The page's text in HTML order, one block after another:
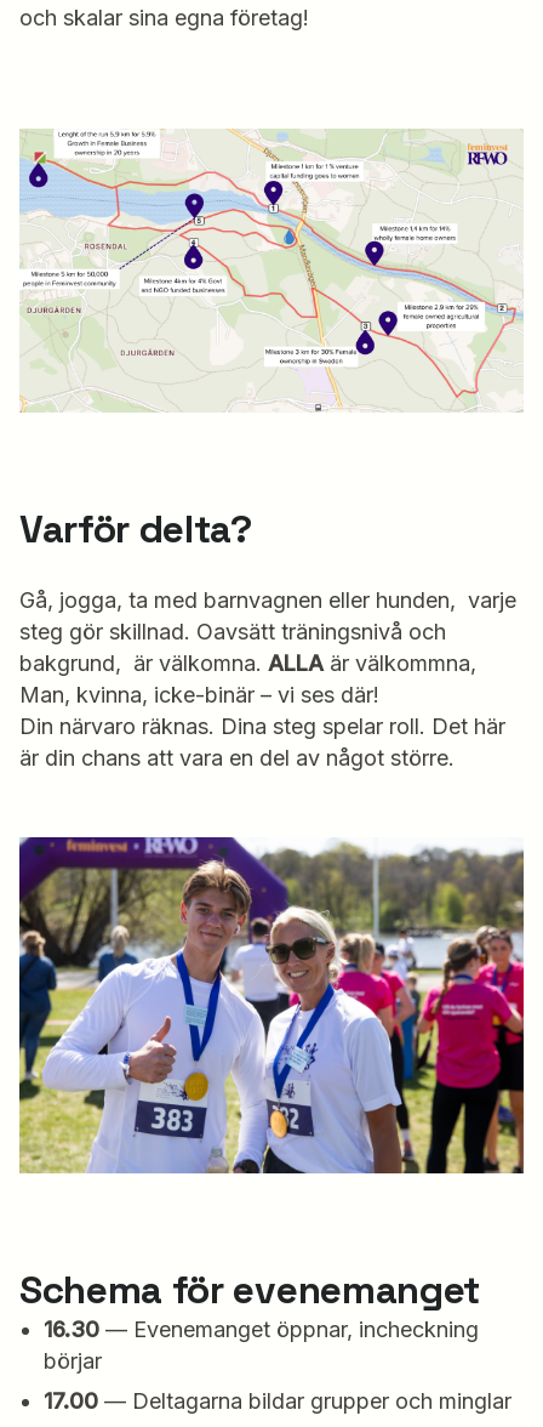
och skalar sina egna företag!
Varför delta?
Gå, jogga, ta med barnvagnen eller hunden, varje
steg gör skillnad. Oavsätt träningsnivå och
bakgrund, är välkomna. ALLA är välkommna,
Man, kvinna, icke-binär – vi ses där!
Din närvaro räknas. Dina steg spelar roll. Det här
är din chans att vara en del av något större.
Schema för evenemanget
16.30 — Evenemanget öppnar, incheckning
börjar
17.00 — Deltagarna bildar grupper och minglar